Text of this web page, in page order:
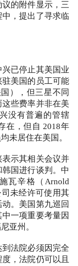
的附件显示，三
，提出了寻求临
已停止其美国业
美国的员工可能
），但三星不同
些费率并非在美
没有普遍的管辖
在，但自 2018年
未居住在美国。
示其相关会议并
国进行谈判。中
瓦辛格（Arnold
未经许可使用其
。美国第九巡回
一项重要考量因
亚州。
法院必须因完全
，法院仍可以且